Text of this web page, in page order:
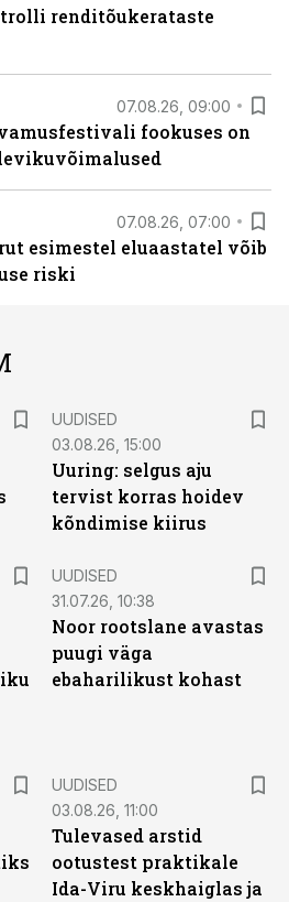
renditõukerataste
07.08.26, 09:00
fookuses on
07.08.26, 07:00
esimestel eluaastatel võib
riski
UUDISED
03.08.26, 15:00
Uuring: selgus aju
tervist korras hoidev
kõndimise kiirus
UUDISED
31.07.26, 10:38
Noor rootslane avastas
puugi väga
ebaharilikust kohast
UUDISED
03.08.26, 11:00
Tulevased arstid
ootustest praktikale
Ida-Viru keskhaiglas ja